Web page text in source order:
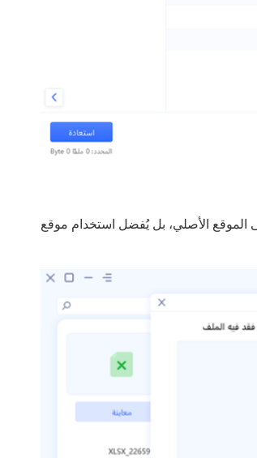
الموقع الأصلي، بل يُفضل استخدام موقع